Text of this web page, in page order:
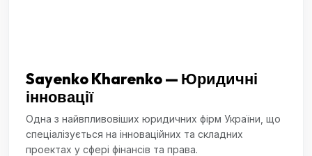
Sayenko Kharenko — Юридичні
інновації
Одна з найвпливовіших юридичних фірм України, що
спеціалізується на інноваційних та складних
проектах у сфері фінансів та права.